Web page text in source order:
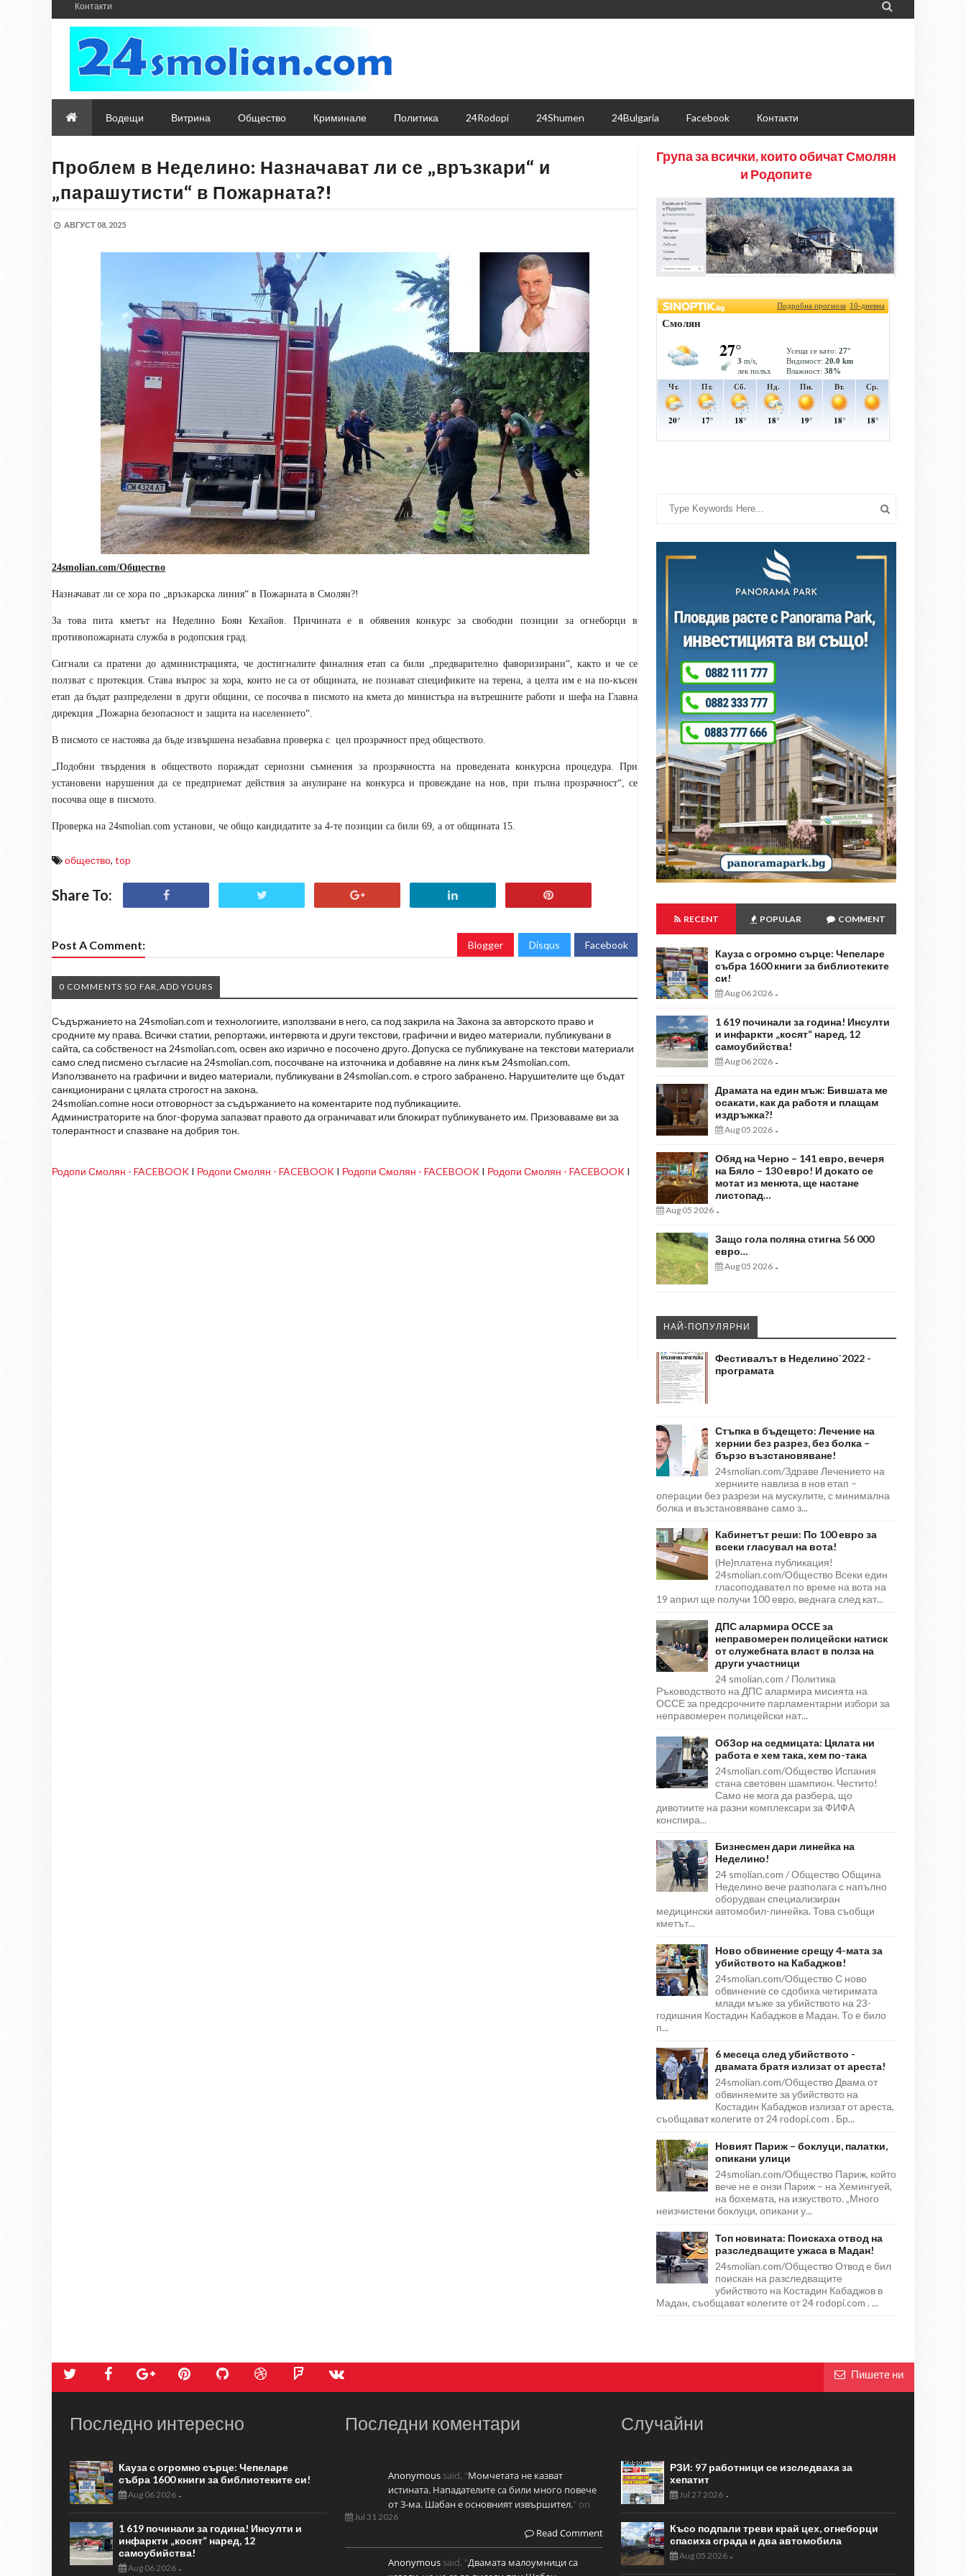
Контакти 
Водещи Витрина Общество Криминале Политика 24Rodopi 24Shumen 24Bulgaria Facebook Контакти
Проблем в Неделино: Назначават ли се „връзкари“ и
„парашутисти“ в Пожарната?!
АВГУСТ 08, 2025
24smolian.com/Общество
Назначават ли се хора по „връзкарска линия“ в Пожарната в Смолян?!
За това пита кметът на Неделино Боян Кехайов. Причината е в обявения конкурс за свободни позиции за огнеборци в
противопожарната служба в родопския град.
Сигнали са пратени до администрацията, че достигналите финалния етап са били „предварително фаворизирани“, както и че се
ползват с протекция. Става въпрос за хора, които не са от общината, не познават спецификите на терена, а целта им е на по-късен
етап да бъдат разпределени в други общини, се посочва в писмото на кмета до министъра на вътрешните работи и шефа на Главна
дирекция „Пожарна безопасност и защита на населението“.
В писмото се настоява да бъде извършена незабавна проверка с цел прозрачност пред обществото.
„Подобни твърдения в обществото пораждат сериозни съмнения за прозрачността на проведената конкурсна процедура. При
установени нарушения да се предприемат действия за анулиране на конкурса и провеждане на нов, при пълна прозрачност“, се
посочва още в писмото.
Проверка на 24smolian.com установи, че общо кандидатите за 4-те позиции са били 69, а от общината 15.
общество, top
Share To:
Post A Comment: Blogger Disqus Facebook
0 COMMENTS SO FAR,ADD YOURS
Съдържанието на 24smolian.com и технологиите, използвани в него, са под закрила на Закона за авторското право и
сродните му права. Всички статии, репортажи, интервюта и други текстови, графични и видео материали, публикувани в
сайта, са собственост на 24smolian.com, освен ако изрично е посочено друго. Допуска се публикуване на текстови материали
само след писмено съгласие на 24smolian.com, посочване на източника и добавяне на линк към 24smolian.com.
Използването на графични и видео материали, публикувани в 24smolian.com. е строго забранено. Нарушителите ще бъдат
санкционирани с цялата строгост на закона.
24smolian.comне носи отговорност за съдържанието на коментарите под публикациите.
Администраторите на блог-форума запазват правото да ограничават или блокират публикуването им. Призоваваме ви за
толерантност и спазване на добрия тон.
Родопи Смолян - FACEBOOK I Родопи Смолян - FACEBOOK I Родопи Смолян - FACEBOOK I Родопи Смолян - FACEBOOK I
Група за всички, които обичат Смолян
и Родопите
RECENT POPULAR COMMENT
Кауза с огромно сърце: Чепеларе
събра 1600 книги за библиотеките
си!
Aug 06 2026 -
1 619 починали за година! Инсулти
и инфаркти „косят“ наред, 12
самоубийства!
Aug 06 2026 -
Драмата на един мъж: Бившата ме
осакати, как да работя и плащам
издръжка?!
Aug 05 2026 -
Обяд на Черно – 141 евро, вечеря
на Бяло – 130 евро! И докато се
мотат из менюта, ще настане
листопад…
Aug 05 2026 -
Защо гола поляна стигна 56 000
евро…
Aug 05 2026 -
НАЙ-ПОПУЛЯРНИ
Фестивалът в Неделино`2022 -
програмата
Стъпка в бъдещето: Лечение на
хернии без разрез, без болка –
бързо възстановяване!
24smolian.com/Здраве Лечението на
херниите навлиза в нов етап –
операции без разрези на мускулите, с минимална
болка и възстановяване само з...
Кабинетът реши: По 100 евро за
всеки гласувал на вота!
(Не)платена публикация!
24smolian.com/Общество Всеки един
гласоподавател по време на вота на
19 април ще получи 100 евро, веднага след кат...
ДПС алармира ОССЕ за
неправомерен полицейски натиск
от служебната власт в полза на
други участници
24 smolian.com / Политика
Ръководството на ДПС алармира мисията на
ОССЕ за предсрочните парламентарни избори за
неправомерен полицейски нат...
ОбЗор на седмицата: Цялата ни
работа е хем така, хем по-така
24smolian.com/Общество Испания
стана световен шампион. Честито!
Само не мога да разбера, що
дивотиите на разни комплексари за ФИФА
конспира...
Бизнесмен дари линейка на
Неделино!
24 smolian.com / Общество Община
Неделино вече разполага с напълно
оборудван специализиран
медицински автомобил-линейка. Това съобщи
кметът...
Ново обвинение срещу 4-мата за
убийството на Кабаджов!
24smolian.com/Общество С ново
обвинение се сдобиха четиримата
млади мъже за убийството на 23-
годишния Костадин Кабаджов в Мадан. То е било
п...
6 месеца след убийството -
двамата братя излизат от ареста!
24smolian.com/Общество Двама от
обвиняемите за убийството на
Костадин Кабаджов излизат от ареста,
съобщават колегите от 24 rodopi.com . Бр...
Новият Париж – боклуци, палатки,
опикани улици
24smolian.com/Общество Париж, който
вече не е онзи Париж – на Хемингуей,
на бохемата, на изкуството. „Много
неизчистени боклуци, опикани у...
Топ новината: Поискаха отвод на
разследващите ужаса в Мадан!
24smolian.com/Общество Отвод е бил
поискан на разследващите
убийството на Костадин Кабаджов в
Мадан, съобщават колегите от 24 rodopi.com . ...
Пишете ни
Последно интересно
Кауза с огромно сърце: Чепеларе
събра 1600 книги за библиотеките си!
Aug 06 2026 -
1 619 починали за година! Инсулти и
инфаркти „косят“ наред, 12
самоубийства!
Aug 06 2026 -
Последни коментари
Anonymous said, "Момчетата не казват
истината. Нападателите са били много повече
от 3-ма. Шабан е основният извършител." on
Jul 31 2026
Read Comment
Anonymous said, "Двамата малоумници са
Случайни
РЗИ: 97 работници се изследваха за
хепатит
Jul 27 2026-
Късо подпали треви край цех, огнеборци
спасиха сграда и два автомобила
Aug 05 2026-